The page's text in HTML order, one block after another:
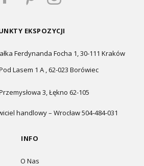
EKSPOZYCJI
Ferdynanda Focha 1, 30-111 Kraków
Lasem 1 A , 62-023 Borówiec
3, Łękno 62-105
handlowy – Wrocław 504-484-031
INFO
O Nas